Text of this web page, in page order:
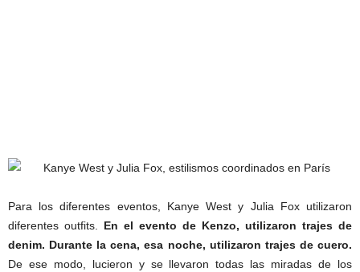
Para los diferentes eventos, Kanye West y Julia Fox utilizaron
diferentes outfits.
En el evento de Kenzo, utilizaron trajes de
denim. Durante la cena, esa noche, utilizaron trajes de cuero.
De ese modo, lucieron y se llevaron todas las miradas de los